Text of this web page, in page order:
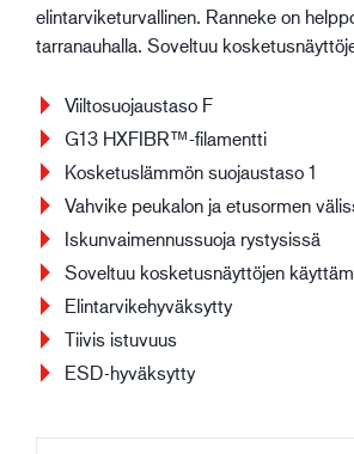
elintarviketurvallinen. Ranneke on
tarranauhalla. Soveltuu
Viiltosuojaustaso F
G13 HXFIBR™-filamentti
Kosketuslämmön suojaustaso 1
Vahvike peukalon ja etusormen
Iskunvaimennussuoja rystysissä
Soveltuu kosketusnäyttöjen
Elintarvikehyväksytty
Tiivis istuvuus
ESD-hyväksytty